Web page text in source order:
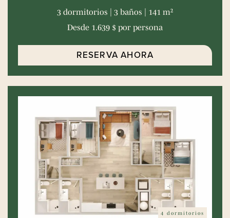
3 dormitorios | 3 baños | 141 m²
Desde 1.639 $ por persona
RESERVA AHORA
4 dormitorios